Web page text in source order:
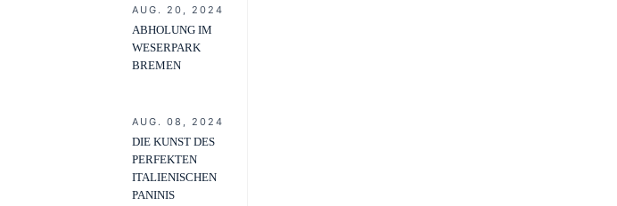
AUG. 20, 2024
ABHOLUNG IM
WESERPARK
BREMEN
AUG. 08, 2024
DIE KUNST DES
PERFEKTEN
ITALIENISCHEN
PANINIS